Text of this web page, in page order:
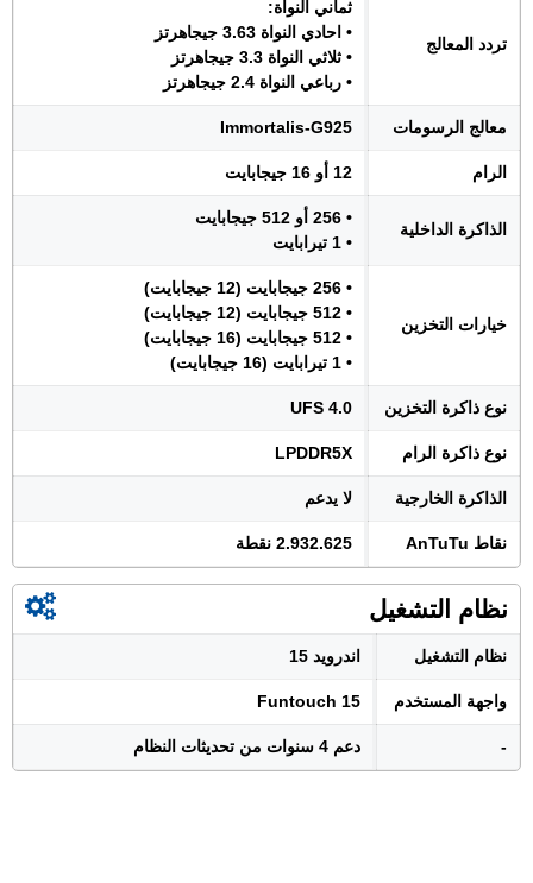
تردد المعالج
ثماني النواة:
• احادي النواة 3.63 جيجاهرتز
• ثلاثي النواة 3.3 جيجاهرتز
• رباعي النواة 2.4 جيجاهرتز
معالج الرسومات Immortalis-G925
الرام 12 أو 16 جيجابايت
الذاكرة الداخلية
• 256 أو 512 جيجابايت
• 1 تيرابايت
خيارات التخزين
• 256 جيجابايت (12 جيجابايت)
• 512 جيجابايت (12 جيجابايت)
• 512 جيجابايت (16 جيجابايت)
• 1 تيرابايت (16 جيجابايت)
نوع ذاكرة التخزين UFS 4.0
نوع ذاكرة الرام LPDDR5X
الذاكرة الخارجية لا يدعم
نقاط AnTuTu 2.932.625 نقطة
نظام التشغيل
نظام التشغيل اندرويد 15
واجهة المستخدم Funtouch 15
- دعم 4 سنوات من تحديثات النظام